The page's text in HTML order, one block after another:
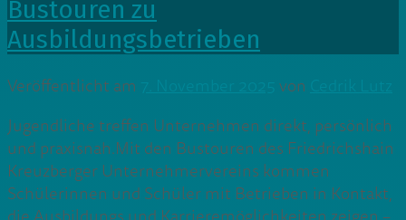
Bustouren zu
Ausbildungsbetrieben
Veröffentlicht am von
Jugendliche treffen Unternehmen direkt, persönlich
und praxisnah.Mit den Bustouren des Friedrichshain
Kreuzberger Unternehmervereins kommen
Schülerinnen und Schüler mit Betrieben in Kontakt,